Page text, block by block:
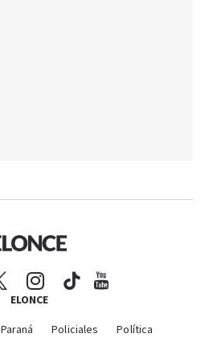
ELONCE
Paraná Policiales
Política